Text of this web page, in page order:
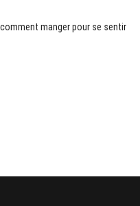
manger pour se sentir